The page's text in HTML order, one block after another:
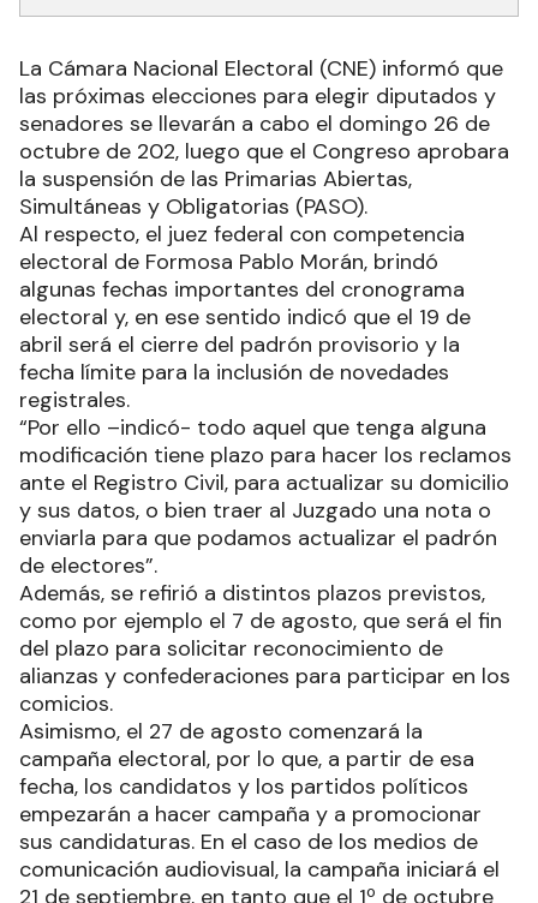
La Cámara Nacional Electoral (CNE) informó que
las próximas elecciones para elegir diputados y
senadores se llevarán a cabo el domingo 26 de
octubre de 202, luego que el Congreso aprobara
la suspensión de las Primarias Abiertas,
Simultáneas y Obligatorias (PASO).
Al respecto, el juez federal con competencia
electoral de Formosa Pablo Morán, brindó
algunas fechas importantes del cronograma
electoral y, en ese sentido indicó que el 19 de
abril será el cierre del padrón provisorio y la
fecha límite para la inclusión de novedades
registrales.
“Por ello –indicó- todo aquel que tenga alguna
modificación tiene plazo para hacer los reclamos
ante el Registro Civil, para actualizar su domicilio
y sus datos, o bien traer al Juzgado una nota o
enviarla para que podamos actualizar el padrón
de electores”.
Además, se refirió a distintos plazos previstos,
como por ejemplo el 7 de agosto, que será el fin
del plazo para solicitar reconocimiento de
alianzas y confederaciones para participar en los
comicios.
Asimismo, el 27 de agosto comenzará la
campaña electoral, por lo que, a partir de esa
fecha, los candidatos y los partidos políticos
empezarán a hacer campaña y a promocionar
sus candidaturas. En el caso de los medios de
comunicación audiovisual, la campaña iniciará el
21 de septiembre, en tanto que el 1º de octubre